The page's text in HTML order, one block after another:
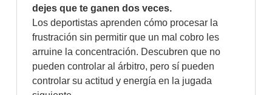
dejes que te ganen dos veces.
Los deportistas aprenden cómo procesar la
frustración sin permitir que un mal cobro les
arruine la concentración. Descubren que no
pueden controlar al árbitro, pero sí pueden
controlar su actitud y energía en la jugada